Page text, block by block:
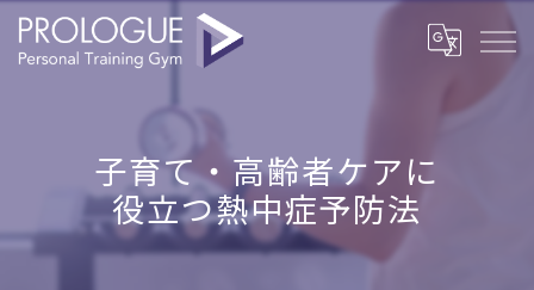
子育て・高齢者ケアに
役立つ熱中症予防法